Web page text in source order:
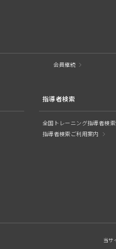
会員継続
指導者検索
全国トレーニング指導者検索
指導者検索ご利用案内
当サ